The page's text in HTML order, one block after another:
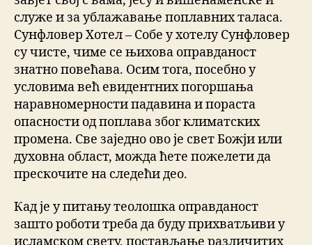
служе и за ублажавање поплавних таласа.
Сунфловер Хотел – Собе у хотелу Сунфловер
су чисте, чиме се њихова оправданост
знатно повећава. Осим тога, посебно у
условима већ евидентних погоршања
наравномерности падавина и пораста
опасности од поплава због климатских
промена. Све заједно ово је свет Божји или
духовна област, можда ћете пожелети да
прескочите на следећи део.
Кад је у питању теолошка оправданост
зашто роботи треба да буду прихватљиви у